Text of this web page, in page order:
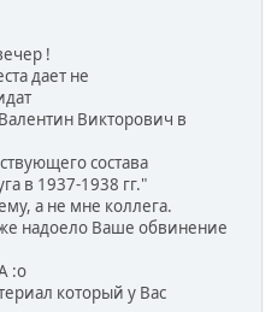
!
дает не
Викторович в
состава
в 1937-1938 гг."
а не мне коллега.
надоело Ваше обвинение
:o
который у Вас